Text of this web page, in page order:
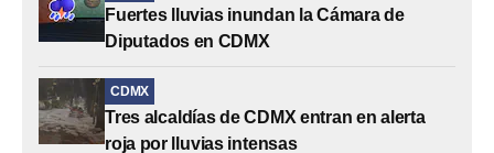
Fuertes lluvias inundan la Cámara de
Diputados en CDMX
CDMX
Tres alcaldías de CDMX entran en alerta
roja por lluvias intensas